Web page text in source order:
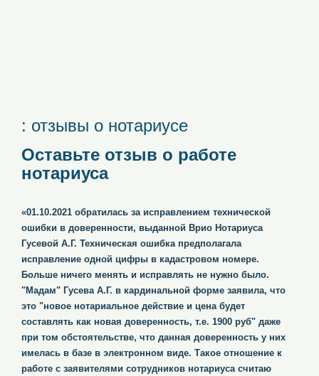
: отзывы о нотариусе
Оставьте отзыв о работе
нотариуса
«01.10.2021 обратилась за исправлением технической
ошибки в доверенности, выданной Врио Нотариуса
Гусевой А.Г. Техническая ошибка предполагала
исправление одной цифры в кадастровом номере.
Больше ничего менять и исправлять не нужно было.
"Мадам" Гусева А.Г. в кардинальной форме заявила, что
это "новое нотариальное действие и цена будет
составлять как новая доверенность, т.е. 1900 руб" даже
при том обстоятельстве, что данная доверенность у них
имелась в базе в электронном виде. Такое отношение к
работе с заявителями сотрудников нотариуса считаю